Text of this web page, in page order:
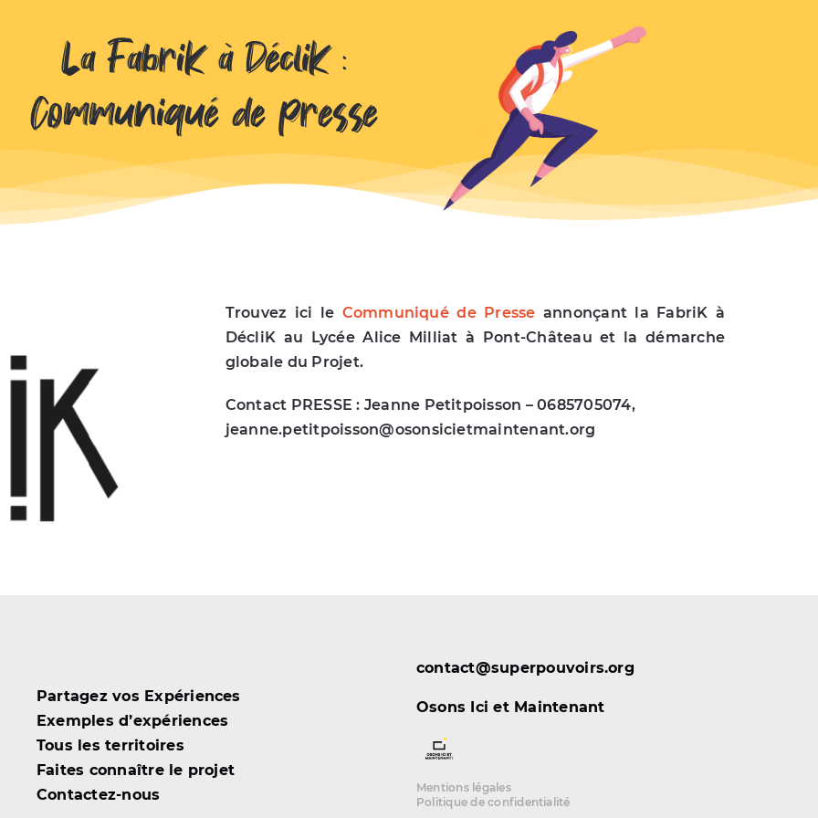
La FabriK à DécliK :
Communiqué de presse
Trouvez ici le Communiqué de Presse annonçant la FabriK à
DécliK au Lycée Alice Milliat à Pont-Château et la démarche
globale du Projet.
Contact PRESSE : Jeanne Petitpoisson – 0685705074,
jeanne.petitpoisson@osonsicietmaintenant.org
Partagez vos Expériences
Exemples d’expériences
Tous les territoires
Faites connaître le projet
Contactez-nous
contact@superpouvoirs.org
Osons Ici et Maintenant
Mentions légales
Politique de confidentialité